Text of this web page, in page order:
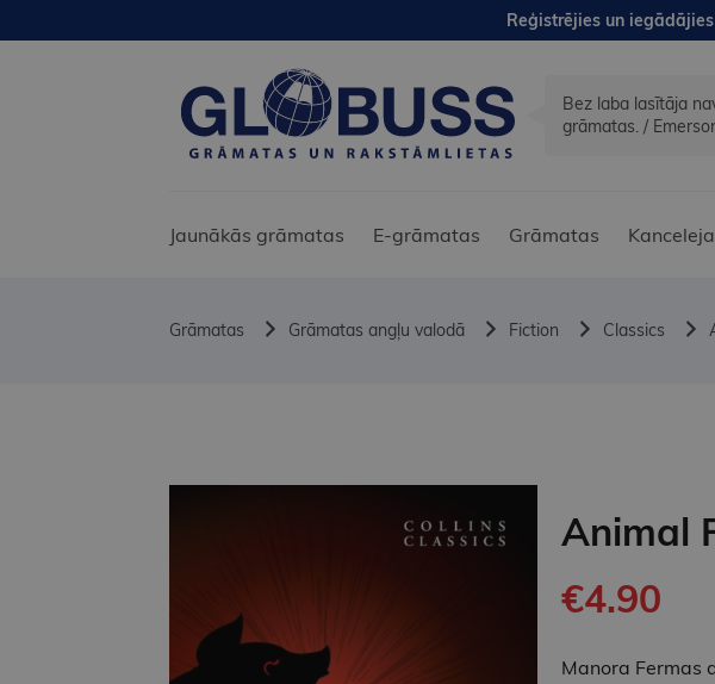
Reģistrējies un
Bez laba lasītāja
grāmatas. /
Jaunākās grāmatas E-grāmatas Grāmatas
Grāmatas Grāmatas angļu valodā Fiction Classics
Animal
€4.90
Manora Fermas